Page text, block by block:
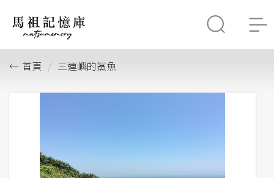
首頁 三連嶼的鯊魚